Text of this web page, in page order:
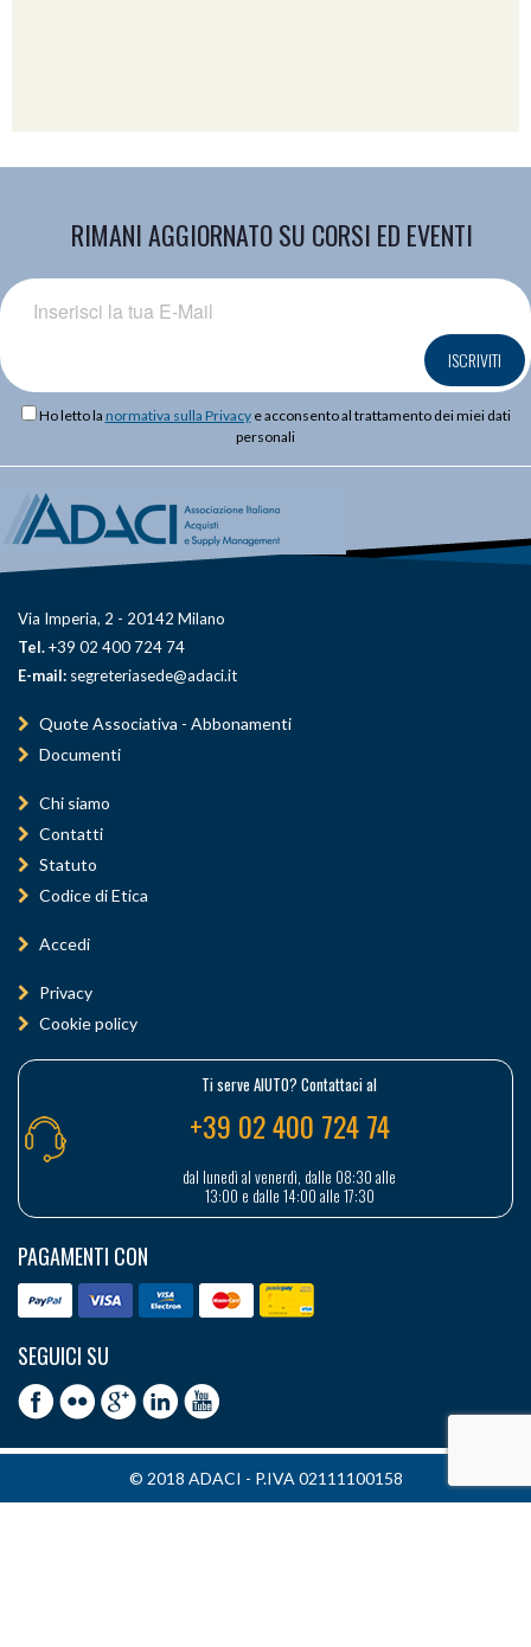
RIMANI AGGIORNATO SU CORSI ED EVENTI
ISCRIVITI
Ho letto la normativa sulla Privacye acconsento al trattamento dei miei dati
personali
Via Imperia, 2 - 20142 Milano
Tel.+39 02 400 724 74
E-mail: segreteriasede@adaci.it
Quote Associativa - Abbonamenti
Documenti
Chi siamo
Contatti
Statuto
Codice di Etica
Accedi
Privacy
Cookie policy
Ti serve AIUTO? Contattaci al
+39 02 400 724 74
dal lunedì al venerdì, dalle 08:30 alle
13:00 e dalle 14:00 alle 17:30
PAGAMENTI CON
SEGUICI SU
© 2018 ADACI - P.IVA 02111100158